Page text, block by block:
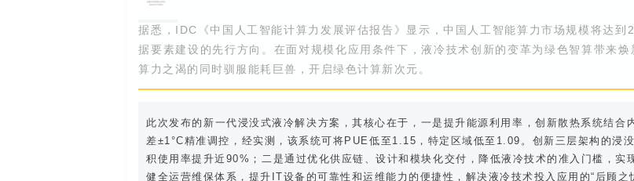
据悉，IDC《中国人工智能计算力发展评估报告》显示，中国人工智能算力市场规模将达
据要素建设的先行方向。在面对规模化应用条件下，液冷技术创新的变革为绿色智算带来
算力之渴的同时驯服能耗巨兽，开启绿色计算新次元。
此次发布的新一代浸没式液冷解决方案，其核心在于，一是提升能源利用率，创新散热系统结
差±1°C精准调控，经实测，该系统可将PUE低至1.15，特定区域低至1.09。创新三层架构的浸
积使用率提升近90%；二是通过优化供应链、设计和模块化交付，降低液冷技术的准入门槛，实
健全运营维保体系，提升IT设备的可靠性和运维能力的便捷性，解决液冷技术投入应用的“后顾之